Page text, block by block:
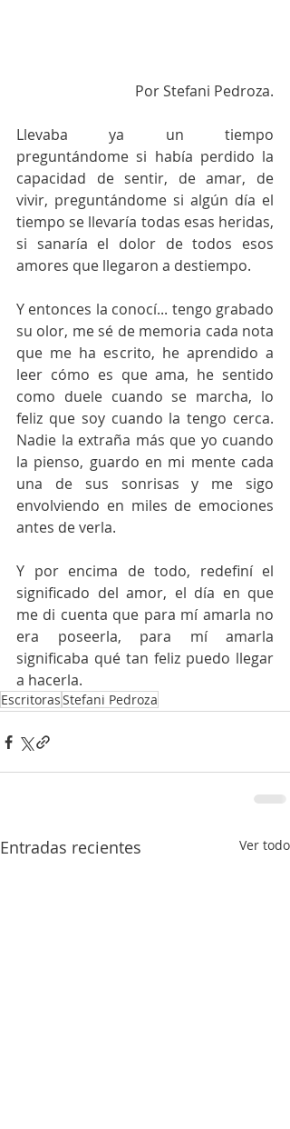
Por Stefani Pedroza.
Llevaba ya un tiempo
preguntándome si había perdido la
capacidad de sentir, de amar, de
vivir, preguntándome si algún día el
tiempo se llevaría todas esas heridas,
si sanaría el dolor de todos esos
amores que llegaron a destiempo.
Y entonces la conocí... tengo grabado
su olor, me sé de memoria cada nota
que me ha escrito, he aprendido a
leer cómo es que ama, he sentido
como duele cuando se marcha, lo
feliz que soy cuando la tengo cerca.
Nadie la extraña más que yo cuando
la pienso, guardo en mi mente cada
una de sus sonrisas y me sigo
envolviendo en miles de emociones
antes de verla.
Y por encima de todo, redefiní el
significado del amor, el día en que
me di cuenta que para mí amarla no
era poseerla, para mí amarla
significaba qué tan feliz puedo llegar
a hacerla.
EscritorasStefani Pedroza
Entradas recientes Ver todo